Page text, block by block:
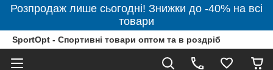
Розпродаж лише сьогодні! Знижки до -40% на всі
товари
SportOpt - Спортивні товари оптом та в роздріб